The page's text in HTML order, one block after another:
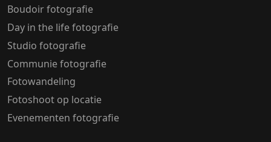
Boudoir fotografie
Day in the life fotografie
Studio fotografie
Communie fotografie
Fotowandeling
Fotoshoot op locatie
Evenementen fotografie